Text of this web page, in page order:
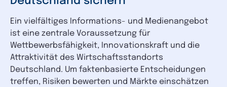
Ein vielfältiges Informations- und Medienangebot
ist eine zentrale Voraussetzung für
Wettbewerbsfähigkeit, Innovationskraft und die
Attraktivität des Wirtschaftsstandorts
Deutschland. Um faktenbasierte Entscheidungen
treffen, Risiken bewerten und Märkte einschätzen